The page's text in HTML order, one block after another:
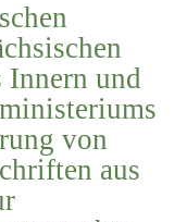
Innern und
von
aus